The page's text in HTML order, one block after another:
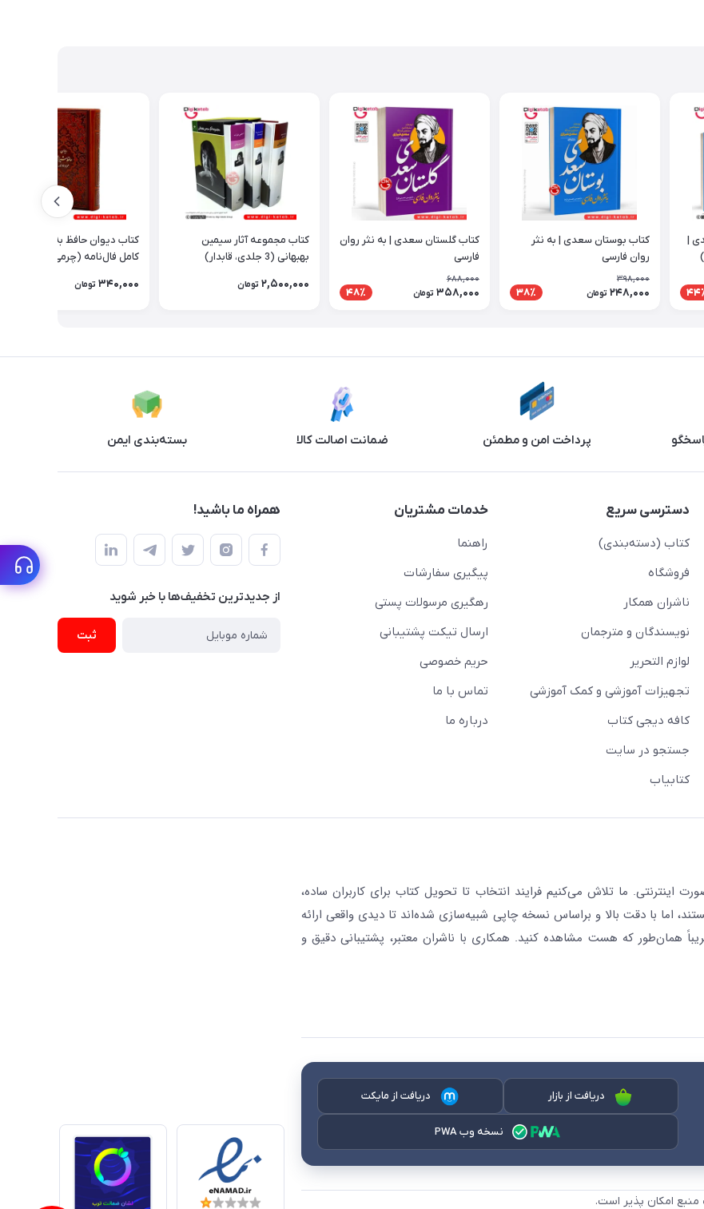
|
کتاب بوستان سعدی | به نثر
روان فارسی
398,000
248,000 تومان 38٪
کتاب گلستان سعدی | به نثر روان
فارسی
688,000
358,000 تومان 48٪
کتاب مجموعه آثار سیمین
بهبهانی (3 جلدی، قابدار)
2,500,000 تومان
کتاب دیوان حافظ به همراه متن
کامل فال‌نامه (چرمی - قطع
340,000 تومان
پرداخت امن و مطمئن ضمانت اصالت کالا بسته‌بندی ایمن
دسترسی سریع
کتاب (دسته‌بندی)
فروشگاه
ناشران همکار
نویسندگان و مترجمان
لوازم التحریر
تجهیزات آموزشی و کمک آموزشی
کافه دیجی کتاب
جستجو در سایت
کتابیاب
خدمات مشتریان
راهنما
پیگیری سفارشات
رهگیری مرسولات پستی
ارسال تیکت پشتیبانی
حریم خصوصی
تماس با ما
درباره ما
همراه ما باشید!
از جدید‌ترین تخفیف‌ها با‌ خبر شوید
ثبت
ما تلاش می‌کنیم فرایند انتخاب تا تحویل کتاب برای کاربران ساده،
اما با دقت بالا و براساس نسخه چاپی شبیه‌سازی شده‌اند تا دیدی واقعی ارائه
همان‌طور که هست مشاهده کنید. همکاری با ناشران معتبر، پشتیبانی دقیق و
دریافت از بازار دریافت از مایکت
نسخه وب PWA
امکان پذیر است.